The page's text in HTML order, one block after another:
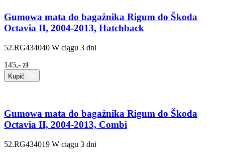
Gumowa mata do bagażnika Rigum do Škoda
Octavia II, 2004-2013, Hatchback
52.RG434040 W ciągu 3 dni
145,- zł
Kupić
Gumowa mata do bagażnika Rigum do Škoda
Octavia II, 2004-2013, Combi
52.RG434019 W ciągu 3 dni